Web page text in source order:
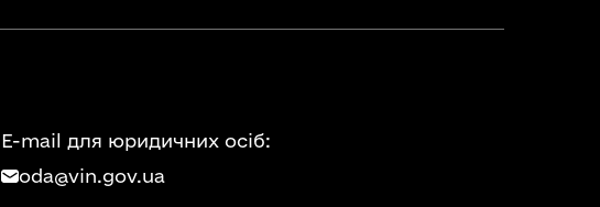
E-mail для юридичних осіб:
oda@vin.gov.ua